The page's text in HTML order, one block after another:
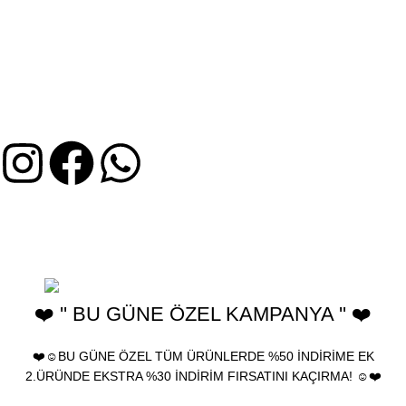
❤️ '' BU GÜNE ÖZEL KAMPANYA '' ❤️
❤️☺️BU GÜNE ÖZEL TÜM ÜRÜNLERDE %50 İNDİRİME EK
2.ÜRÜNDE EKSTRA %30 İNDİRİM FIRSATINI KAÇIRMA! ☺️❤️